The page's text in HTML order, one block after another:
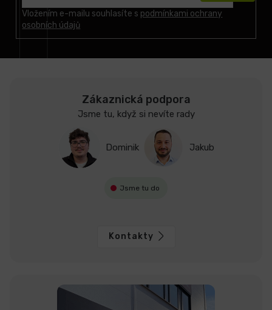
Vložením e-mailu souhlasíte s podmínkami ochrany
osobních údajů
Zákaznická podpora
Jsme tu, když si nevíte rady
Dominik Jakub
Jsme tu do
Kontakty